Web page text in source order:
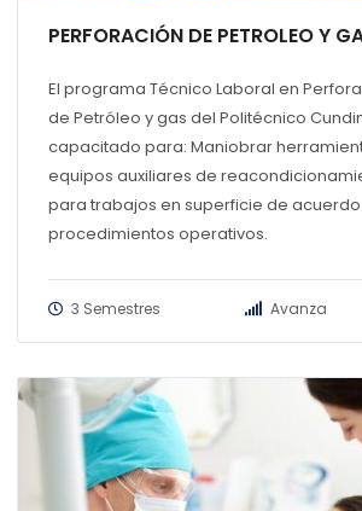
PERFORACIÓN DE PETROLEO Y
El programa Técnico Laboral en
de Petróleo y gas del Politécnico
capacitado para: Maniobrar
equipos auxiliares de
para trabajos en superficie de
procedimientos operativos.
3 Semestres Avanza